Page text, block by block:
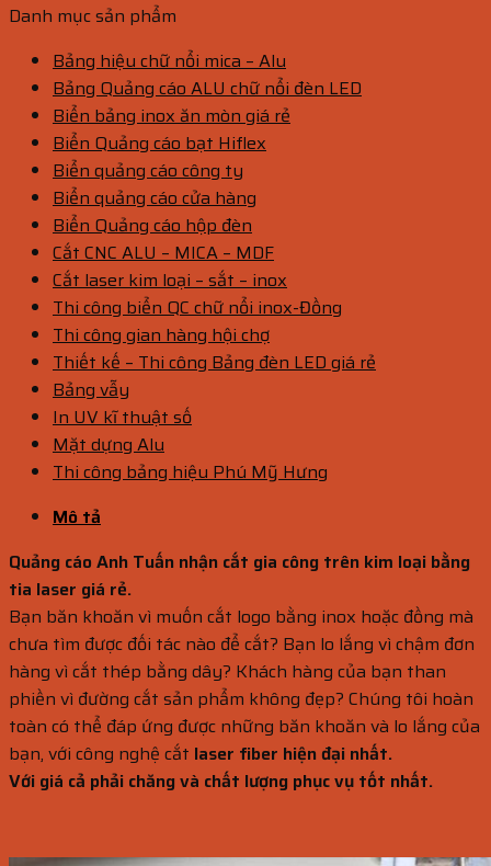
Danh mục sản phẩm
Bảng hiệu chữ nổi mica – Alu
Bảng Quảng cáo ALU chữ nổi đèn LED
Biển bảng inox ăn mòn giá rẻ
Biển Quảng cáo bạt Hiflex
Biển quảng cáo công ty
Biển quảng cáo cửa hàng
Biển Quảng cáo hộp đèn
Cắt CNC ALU – MICA – MDF
Cắt laser kim loại – sắt – inox
Thi công biển QC chữ nổi inox-Đồng
Thi công gian hàng hội chợ
Thiết kế – Thi công Bảng đèn LED giá rẻ
Bảng vẫy
In UV kĩ thuật số
Mặt dựng Alu
Thi công bảng hiệu Phú Mỹ Hưng
Mô tả
Quảng cáo Anh Tuấn nhận cắt gia công trên kim loại bằng
tia laser giá rẻ.
Bạn băn khoăn vì muốn cắt logo bằng inox hoặc đồng mà
chưa tìm được đối tác nào để cắt? Bạn lo lắng vì chậm đơn
hàng vì cắt thép bằng dây? Khách hàng của bạn than
phiền vì đường cắt sản phẩm không đẹp? Chúng tôi hoàn
toàn có thể đáp ứng được những băn khoăn và lo lắng của
bạn, với công nghệ cắt laser fiber hiện đại nhất.
Với giá cả phải chăng và chất lượng phục vụ tốt nhất.